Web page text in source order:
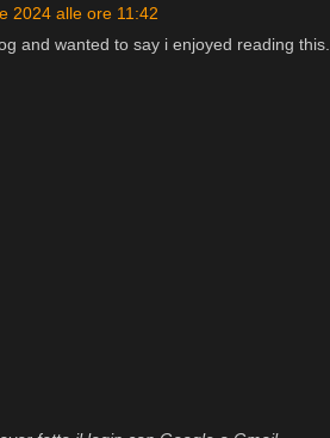
2024 alle ore 11:42
and wanted to say i enjoyed reading this.